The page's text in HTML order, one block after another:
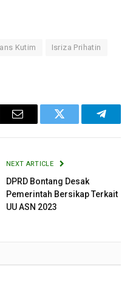
Kutim Isriza Prihatin
Email Twitter
NEXT ARTICLE
DPRD Bontang Desak
Pemerintah Bersikap Terkait
UU ASN 2023